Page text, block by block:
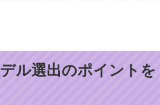
ル選出のポイントを